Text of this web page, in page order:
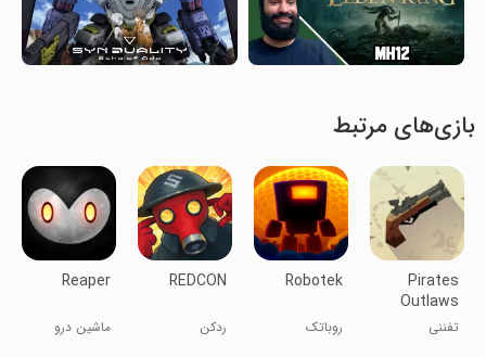
بازی‌های مرتبط
Pirates
Outlaws
تفننی
Robotek
روباتک
REDCON
ردکن
Reaper
ماشین درو